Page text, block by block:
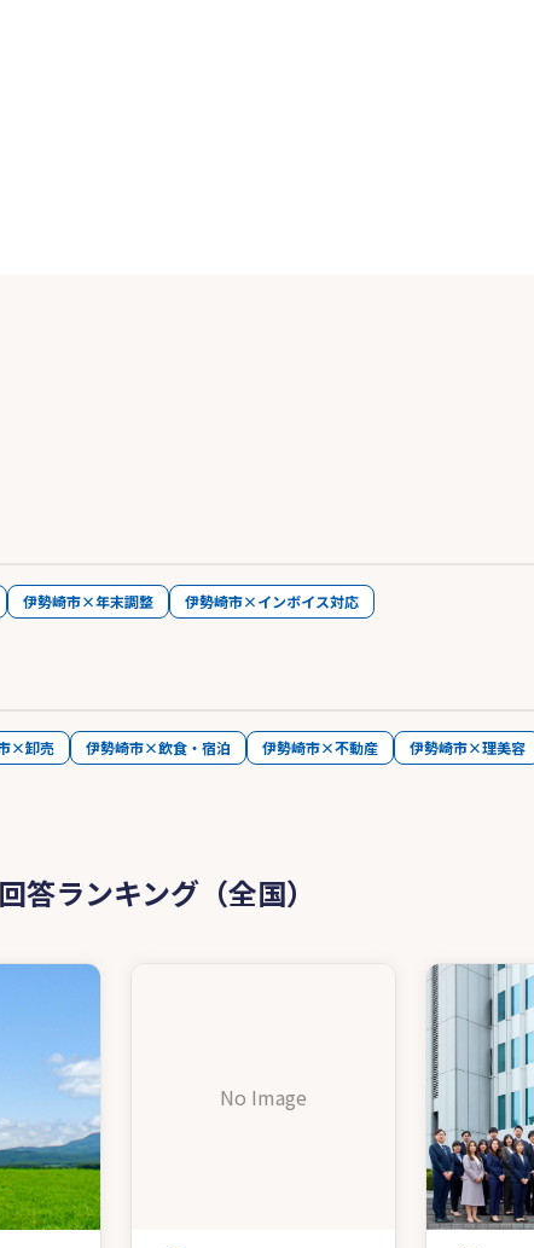
伊勢崎市×年末調整 伊勢崎市×インボイス対応
×卸売 伊勢崎市×飲食・宿泊 伊勢崎市×不動産 伊勢崎市×理美容
ランキング（全国）
No Image